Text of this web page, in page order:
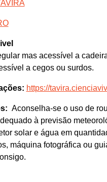
mas acessível a
a cegos ou surdos.
https://
Aconselha-se o uso de
à previsão
solar e água em
máquina fotográfica ou